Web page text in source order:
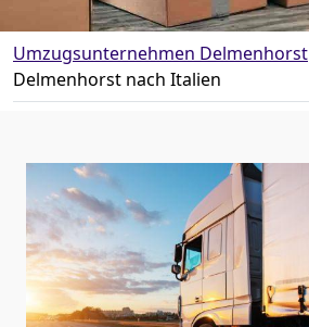
Umzugsunternehmen Delmenhorst
Delmenhorst nach Italien